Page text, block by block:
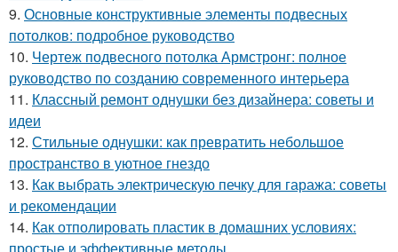
9. Основные конструктивные элементы подвесных
потолков: подробное руководство
10. Чертеж подвесного потолка Армстронг: полное
руководство по созданию современного интерьера
11. Классный ремонт однушки без дизайнера: советы и
идеи
12. Стильные однушки: как превратить небольшое
пространство в уютное гнездо
13. Как выбрать электрическую печку для гаража: советы
и рекомендации
14. Как отполировать пластик в домашних условиях:
простые и эффективные методы